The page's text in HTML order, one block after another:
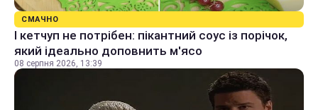
СМАЧНО
І кетчуп не потрібен: пікантний соус із порічок,
який ідеально доповнить м'ясо
08 серпня 2026, 13:39